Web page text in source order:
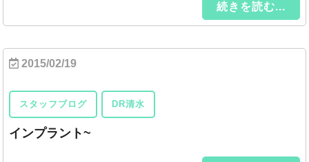
続きを読む...
2015/02/19
スタッフブログ DR清水
インプラント~